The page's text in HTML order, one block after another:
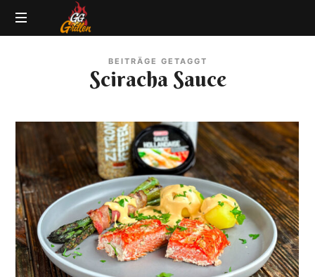
GG-
|
Lexikon
BEITRÄGE GETAGGT
Sciracha Sauce